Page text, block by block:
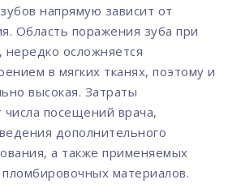
напрямую зависит от
Область поражения зуба при
осложняется
в мягких тканях, поэтому и
высокая. Затраты
посещений врача,
дополнительного
а также применяемых
пломбировочных материалов.